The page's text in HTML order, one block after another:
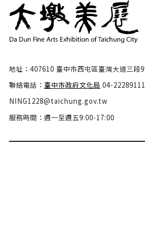
地址：407610 臺中市西屯區臺灣大道三段
聯絡電話： 臺中市政府文化局 04-
NING1228@taichung.gov.tw
服務時間：週一至週五9:00-17:00